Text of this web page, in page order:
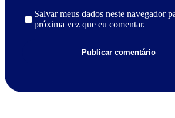
Salvar meus dados neste navegador
próxima vez que eu comentar.